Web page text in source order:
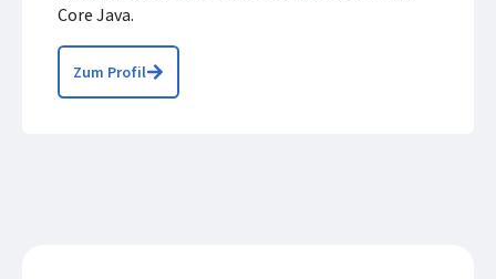
Core Java.
Zum Profil